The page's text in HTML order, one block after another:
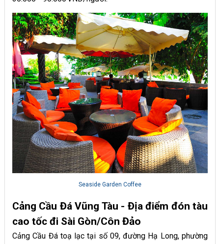
Seaside Garden Coffee
Cảng Cầu Đá Vũng Tàu - Địa điểm đón tàu
cao tốc đi Sài Gòn/Côn Đảo
Cảng Cầu Đá toạ lạc tại số 09, đường Hạ Long, phường